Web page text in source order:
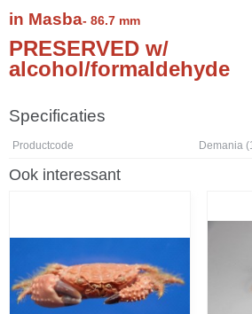
in Masba- 86.7 mm
PRESERVED w/
alcohol/formaldehyde
Specificaties
Productcode Demania
Ook interessant